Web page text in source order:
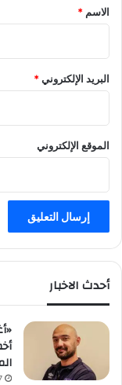
*
الاسم *
البريد الإلكتروني*
الموقع الإلكتروني
أحدث الاخبار
7